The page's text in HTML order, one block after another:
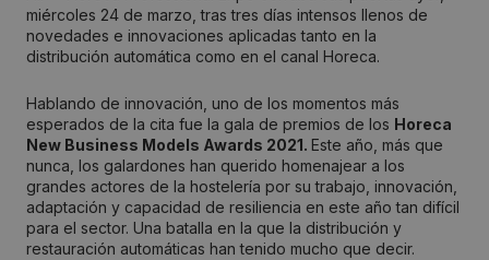
miércoles 24 de marzo, tras tres días intensos llenos de
novedades e innovaciones aplicadas tanto en la
distribución automática como en el canal Horeca.
Hablando de innovación, uno de los momentos más
esperados de la cita fue la gala de premios de los Horeca
New Business Models Awards 2021. Este año, más que
nunca, los galardones han querido homenajear a los
grandes actores de la hostelería por su trabajo, innovación,
adaptación y capacidad de resiliencia en este año tan difícil
para el sector. Una batalla en la que la distribución y
restauración automáticas han tenido mucho que decir.